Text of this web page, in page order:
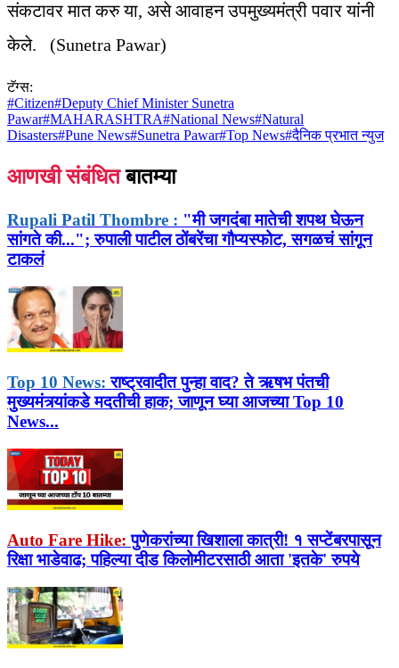
संकटावर मात करु या, असे आवाहन उपमुख्यमंत्री पवार यांनी
केले. (Sunetra Pawar)
टॅग्स:
#Citizen#Deputy Chief Minister Sunetra
Pawar#MAHARASHTRA#National News#Natural
Disasters#Pune News#Sunetra Pawar#Top News#दैनिक प्रभात न्युज
आणखी संबंधित बातम्या
Rupali Patil Thombre : "मी जगदंबा मातेची शपथ घेऊन
सांगते की..."; रुपाली पाटील ठोंबरेंचा गौप्यस्फोट, सगळचं सांगून
टाकलं
Top 10 News: राष्ट्रवादीत पुन्हा वाद? ते ऋषभ पंतची
मुख्यमंत्र्यांकडे मदतीची हाक; जाणून घ्या आजच्या Top 10
News...
Auto Fare Hike: पुणेकरांच्या खिशाला कात्री! १ सप्टेंबरपासून
रिक्षा भाडेवाढ; पहिल्या दीड किलोमीटरसाठी आता 'इतके' रुपये